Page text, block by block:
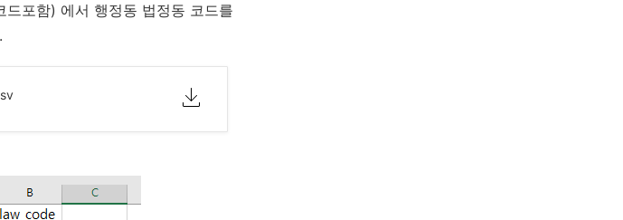
포함) 에서 행정동 법정동 코드를